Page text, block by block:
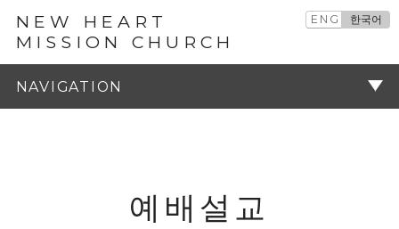
NEW HEART
MISSION CHURCH
ENG 한국어
예배설교